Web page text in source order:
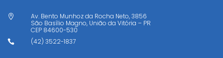

Av. Bento Munhoz da Rocha Neto, 3856
São Basílio Magno, União da Vitória – PR
CEP 84600-530
 (42) 3522-1837